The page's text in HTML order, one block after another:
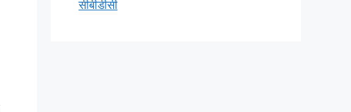
सीबीडीसी